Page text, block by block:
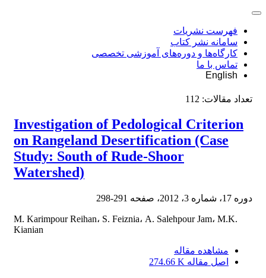
فهرست نشریات
سامانه نشر کتاب
کارگاه‌ها و دوره‌های آموزشی تخصصی
تماس با ما
English
تعداد مقالات: 112
Investigation of Pedological Criterion
on Rangeland Desertification (Case
Study: South of Rude-Shoor
Watershed)
دوره 17، شماره 3، 2012، صفحه 291-298
M. Karimpour Reihan، S. Feiznia، A. Salehpour Jam، M.K.
Kianian
مشاهده مقاله
اصل مقاله 274.66 K